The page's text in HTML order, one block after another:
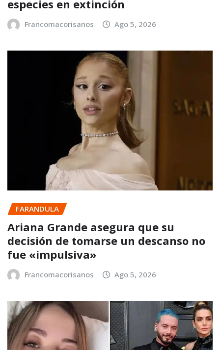
especies en extinción
Francomacorisanos Ago 5, 2026
FARANDULA
Ariana Grande asegura que su
decisión de tomarse un descanso no
fue «impulsiva»
Francomacorisanos Ago 5, 2026